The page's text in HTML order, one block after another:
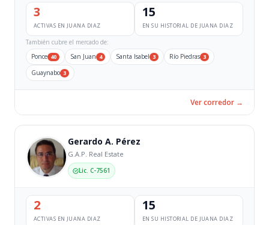
3
ACTIVAS EN JUANA DIAZ
15
EN SU HISTORIAL DE JUANA DIAZ
También cubre el mercado de:
Ponce 40 San Juan 4 Santa Isabel 3 Río Piedras 3
Guaynabo 3
Ver corredor →
Gerardo A. Pérez
G.A.P. Real Estate
Lic. C-7561
2
ACTIVAS EN JUANA DIAZ
15
EN SU HISTORIAL DE JUANA DIAZ